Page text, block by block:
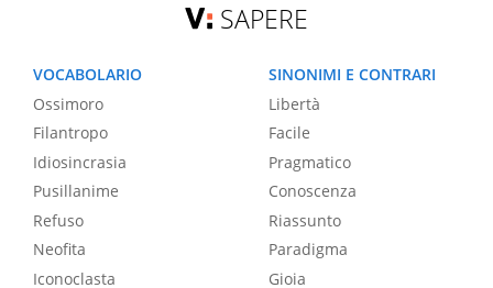
SAPERE
VOCABOLARIO
Ossimoro
Filantropo
Idiosincrasia
Pusillanime
Refuso
Neofita
Iconoclasta
SINONIMI E CONTRARI
Libertà
Facile
Pragmatico
Conoscenza
Riassunto
Paradigma
Gioia